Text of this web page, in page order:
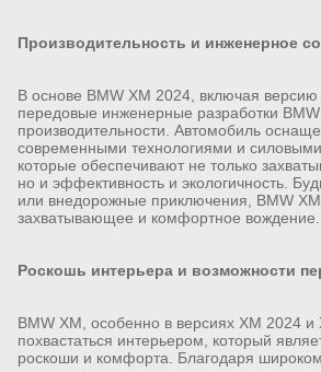
Производительность и инженерное
В основе BMW XM 2024, включая
передовые инженерные разработки
производительности. Автомобиль
современными технологиями и силовыми
которые обеспечивают не только
но и эффективность и экологичность.
или внедорожные приключения, BMW
захватывающее и комфортное вождение.
Роскошь интерьера и возможности
BMW XM, особенно в версиях XM 2024
похвастаться интерьером, который
роскоши и комфорта. Благодаря